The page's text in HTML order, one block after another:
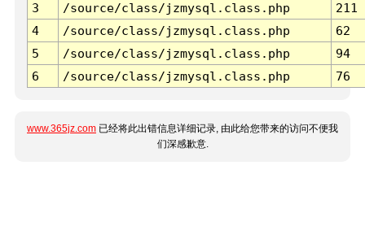
3 /source/class/jzmysql.class.php
211
4
/source/class/jzmysql.class.php
62
5
/source/class/jzmysql.class.php
94
6
/source/class/jzmysql.class.php 76
www.365jz.com 已经将此出错信息详细记录, 由此给您带来的访问不便我
们深感歉意.